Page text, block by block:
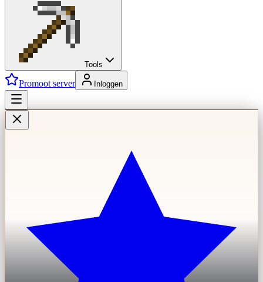
Tools
Promoot server Inloggen